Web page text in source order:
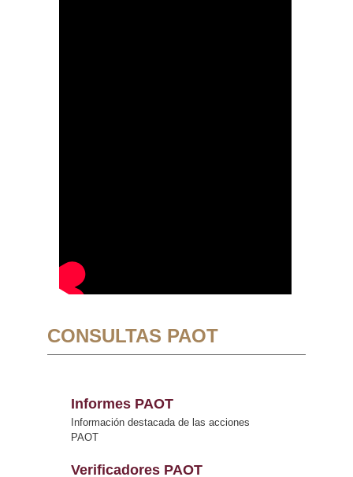
CONSULTAS PAOT
Informes PAOT
Información destacada de las acciones
PAOT
Verificadores PAOT